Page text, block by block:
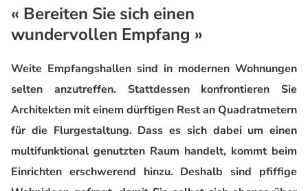
« Bereiten Sie sich einen
wundervollen Empfang »
Weite Empfangshallen sind in modernen Wohnungen
selten anzutreffen. Stattdessen konfrontieren Sie
Architekten mit einem dürftigen Rest an Quadratmetern
für die Flurgestaltung. Dass es sich dabei um einen
multifunktional genutzten Raum handelt, kommt beim
Einrichten erschwerend hinzu. Deshalb sind pfiffige